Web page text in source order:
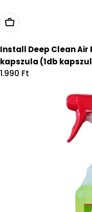
Kosárba
Install Deep Clean
kapszula (1db
Regular
1.990 Ft